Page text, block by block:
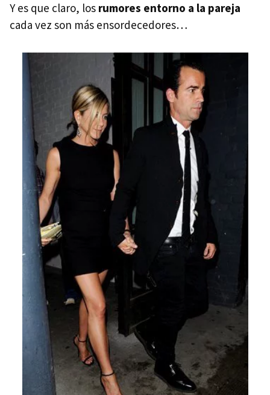
Y es que claro, los rumores entorno a la pareja
cada vez son más ensordecedores…